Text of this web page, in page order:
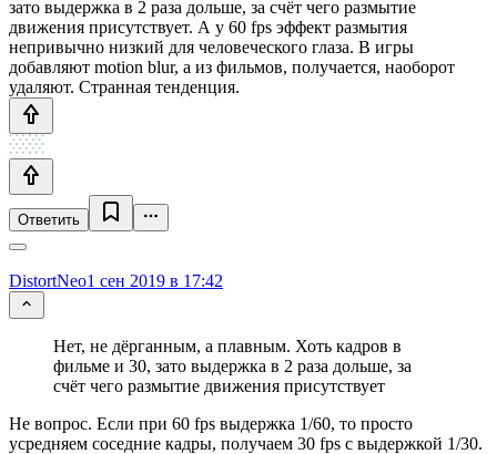
зато выдержка в 2 раза дольше, за счёт чего размытие
движения присутствует. А у 60 fps эффект размытия
непривычно низкий для человеческого глаза. В игры
добавляют motion blur, а из фильмов, получается, наоборот
удаляют. Странная тенденция.
Ответить
DistortNeo1 сен 2019 в 17:42
Нет, не дёрганным, а плавным. Хоть кадров в
фильме и 30, зато выдержка в 2 раза дольше, за
счёт чего размытие движения присутствует
Не вопрос. Если при 60 fps выдержка 1/60, то просто
усредняем соседние кадры, получаем 30 fps с выдержкой 1/30.